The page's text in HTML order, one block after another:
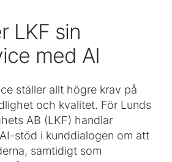
LKF sin
med AI
ställer allt högre krav på
och kvalitet. För Lunds
AB (LKF) handlar
stöd i kunddialogen om att
samtidigt som